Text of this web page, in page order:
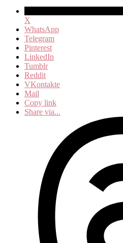
X
WhatsApp
Telegram
Pinterest
LinkedIn
Tumblr
Reddit
VKontakte
Mail
Copy link
Share via...